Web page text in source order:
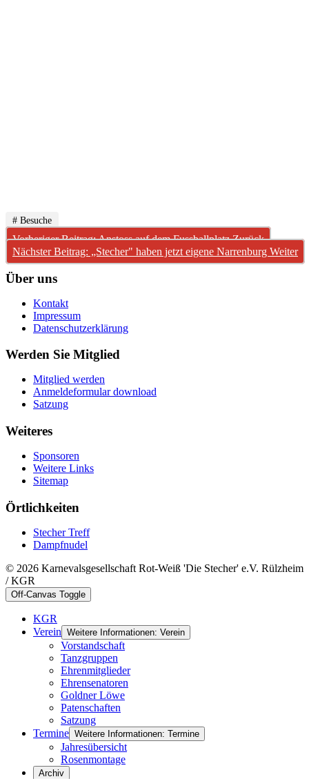
# Besuche
Vorheriger Beitrag: Anstoss auf dem FussballplatzZurück
Nächster Beitrag: „Stecher" haben jetzt eigene Narrenburg Weiter
Über uns
Kontakt
Impressum
Datenschutzerklärung
Werden Sie Mitglied
Mitglied werden
Anmeldeformular download
Satzung
Weiteres
Sponsoren
Weitere Links
Sitemap
Örtlichkeiten
Stecher Treff
Dampfnudel
© 2026 Karnevalsgesellschaft Rot-Weiß 'Die Stecher' e.V. Rülzheim
/ KGR
Off-Canvas Toggle
KGR
Verein Weitere Informationen: Verein
Vorstandschaft
Tanzgruppen
Ehrenmitglieder
Ehrensenatoren
Goldner Löwe
Patenschaften
Satzung
Termine Weitere Informationen: Termine
Jahresübersicht
Rosenmontage
Archiv